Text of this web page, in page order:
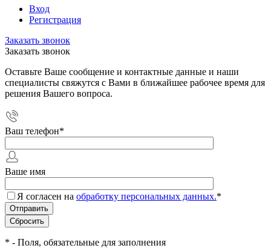
Вход
Регистрация
Заказать звонок
Заказать звонок
Оставьте Ваше сообщение и контактные данные и наши
специалисты свяжутся с Вами в ближайшее рабочее время для
решения Вашего вопроса.
Ваш телефон*
Ваше имя
Я согласен на обработку персональных данных.*
* - Поля, обязательные для заполнения